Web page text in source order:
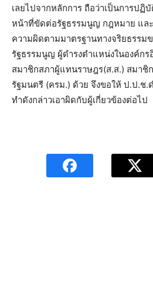
เลยไปจากหลักการ ถือว่าเป็นการปฏิ
หน้าที่ขัดต่อรัฐธรรมนูญ กฎหมาย แล
ความผิดตามมาตรฐานทางจริยธรรม
รัฐธรรมนูญ ผู้ดำรงตำแหน่งในองค์ก
สมาชิกสภาผู้แทนราษฎร(ส.ส.) สมา
รัฐมนตรี (ครม.) ด้วย จึงขอให้ ป.ป.ช.
ทำดังกล่าวเอาผิดกับผู้เกี่ยวข้องต่อไป